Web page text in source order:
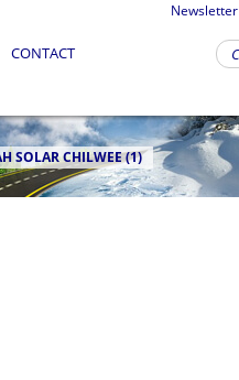
Newsletter
CONTACT
SOLAR CHILWEE (1)